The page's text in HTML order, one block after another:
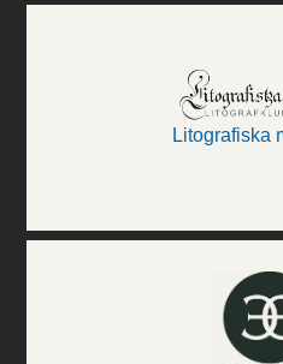
Litografiska